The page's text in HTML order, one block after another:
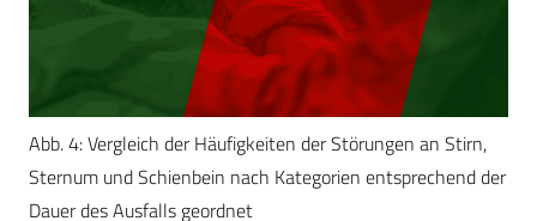
Abb. 4: Vergleich der Häufigkeiten der Störungen an Stirn,
Sternum und Schienbein nach Kategorien entsprechend der
Dauer des Ausfalls geordnet